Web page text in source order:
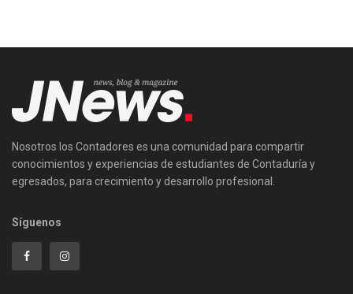
Nosotros los Contadores es una comunidad para compartir
conocimientos y experiencias de estudiantes de Contaduría y
egresados, para crecimiento y desarrollo profesional.
Síguenos